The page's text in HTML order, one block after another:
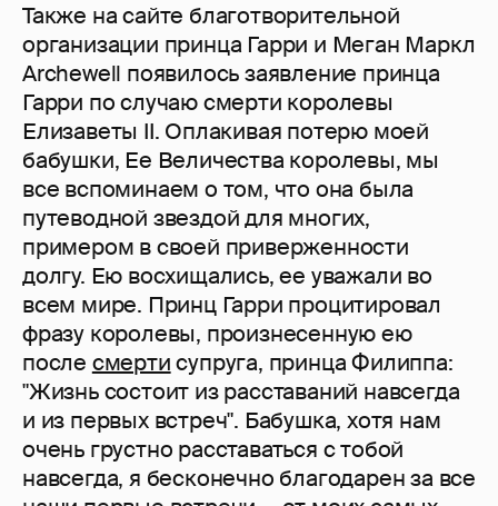
Также на сайте благотворительной
организации принца Гарри и Меган Маркл
Archewell появилось заявление принца
Гарри по случаю смерти королевы
Елизаветы II. Оплакивая потерю моей
бабушки, Ее Величества королевы, мы
все вспоминаем о том, что она была
путеводной звездой для многих,
примером в своей приверженности
долгу. Ею восхищались, ее уважали во
всем мире. Принц Гарри процитировал
фразу королевы, произнесенную ею
после смертисупруга, принца Филиппа:
"Жизнь состоит из расставаний навсегда
и из первых встреч". Бабушка, хотя нам
очень грустно расставаться с тобой
навсегда, я бесконечно благодарен за все